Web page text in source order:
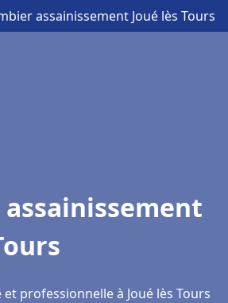
assainissement Joué lès Tours
professionnelle à Joué lès Tours